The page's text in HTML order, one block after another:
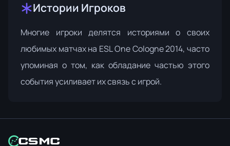
Истории Игроков
Многие игроки делятся историями о своих
любимых матчах на ESL One Cologne 2014, часто
упоминая о том, как обладание частью этого
события усиливает их связь с игрой.